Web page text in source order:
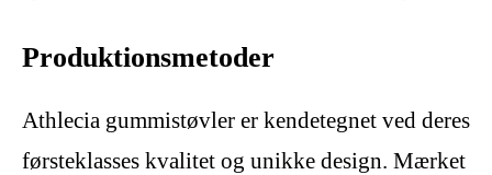
Produktionsmetoder
Athlecia gummistøvler er kendetegnet ved deres
førsteklasses kvalitet og unikke design. Mærket